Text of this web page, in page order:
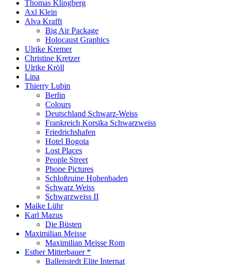
Thomas Klingberg
Axl Klein
Alva Krafft
Big Air Package
Holocaust Graphics
Ulrike Kremer
Christine Kretzer
Ulrike Kröll
Lina
Thierry Lubin
Berlin
Colours
Deutschland Schwarz-Weiss
Frankreich Korsika Schwarzweiss
Friedrichshafen
Hotel Bogota
Lost Places
People Street
Phone Pictures
Schloßruine Hohenbaden
Schwarz Weiss
Schwarzweiss II
Maike Lühr
Karl Mazus
Die Büsten
Maximilian Meisse
Maximilian Meisse Rom
Esther Mitterbauer *
Ballenstedt Elite Internat